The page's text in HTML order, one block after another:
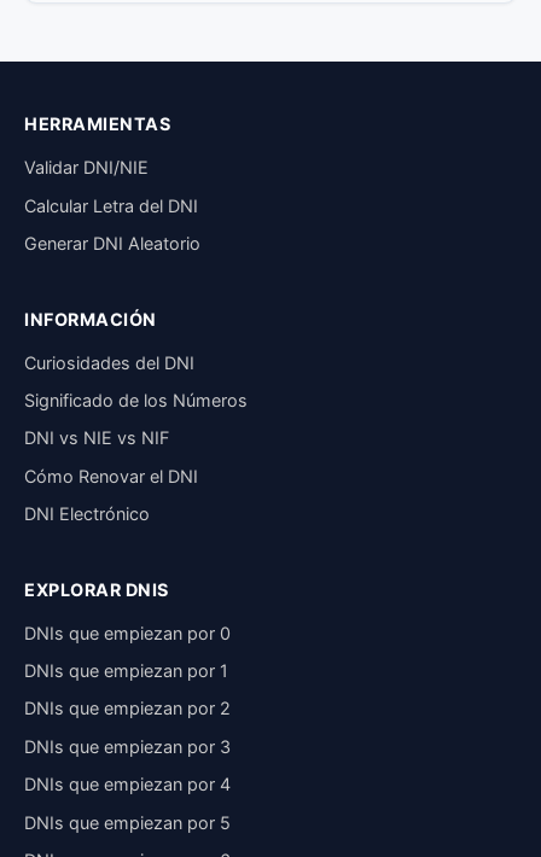
HERRAMIENTAS
Validar DNI/NIE
Calcular Letra del DNI
Generar DNI Aleatorio
INFORMACIÓN
Curiosidades del DNI
Significado de los Números
DNI vs NIE vs NIF
Cómo Renovar el DNI
DNI Electrónico
EXPLORAR DNIS
DNIs que empiezan por 0
DNIs que empiezan por 1
DNIs que empiezan por 2
DNIs que empiezan por 3
DNIs que empiezan por 4
DNIs que empiezan por 5